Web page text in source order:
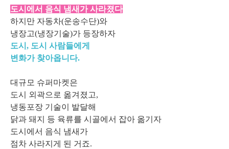
도시에서 음식 냄새가 사라졌다
하지만 자동차(운송수단)와
냉장고(냉장기술)가 등장하자
도시, 도시 사람들에게
변화가 찾아옵니다.
대규모 슈퍼마켓은
도시 외곽으로 옮겨졌고,
냉동포장 기술이 발달해
닭과 돼지 등 육류를 시골에서 잡아 옮기자
도시에서 음식 냄새가
점차 사라지게 된 거죠.